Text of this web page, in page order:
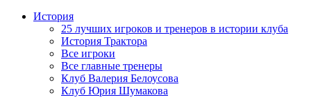
История
25 лучших игроков и тренеров в истории клуба
История Трактора
Все игроки
Все главные тренеры
Клуб Валерия Белоусова
Клуб Юрия Шумакова